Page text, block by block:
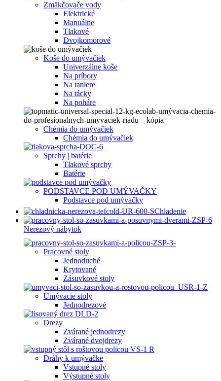
Zmäkčovače vody
Elektrické
Manuálne
Tlakové
Dvojkomorové
Koše do umývačiek
Univerzálne koše
Na príbory
Na taniere
Na tácky
Na poháre
Chémia do umývačiek
Chémia do umývačiek
Sprchy | batérie
Tlakové sprchy
Batérie
PODSTAVCE POD UMÝVAČKY
Podstavce pod umývačky
Chladenie
Nerezový nábytok
Pracovné stoly
Jednoduché
Krytované
Zásuvkové stoly
Umývacie stoly
Jednodrezové
Drezy
Zvárané jednodrezy
Zvárané dvojdrezy
Dráhy k umývačke
Vstupné stoly
Výstupné stoly